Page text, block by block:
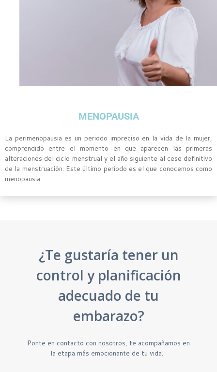
MENOPAUSIA
La perimenopausia es un periodo impreciso en la vida de la mujer,
comprendido entre el momento en que aparecen las primeras
alteraciones del ciclo menstrual y el año siguiente al cese definitivo
de la menstruación. Este último período es el que conocemos como
menopausia.
¿Te gustaría tener un
control y planificación
adecuado de tu
embarazo?
Ponte en contacto con nosotros, te acompañamos en
la etapa más emocionante de tu vida.